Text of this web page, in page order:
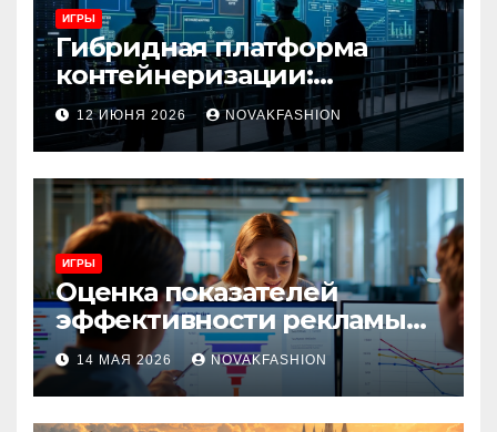
ИГРЫ
Гибридная платформа
контейнеризации:
архитектура, особенности
и сценарии использования
12 ИЮНЯ 2026 NOVAKFASHION
ИГРЫ
Оценка показателей
эффективности рекламы
при атрибуции
множественных точек
касания
14 МАЯ 2026 NOVAKFASHION